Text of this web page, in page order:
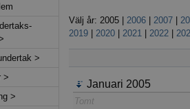
Välj år: 2005 | 2006| 2007|
2019| 2020| 2021| 2022|
Januari 2005
Tomt
>
>
>